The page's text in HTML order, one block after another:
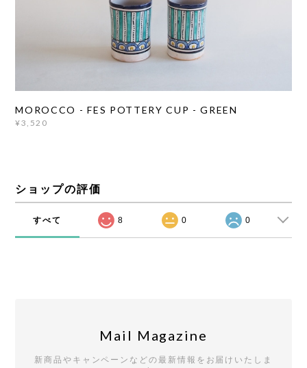
MOROCCO - FES POTTERY CUP - GREEN
¥3,520
ショップの評価
すべて 8 0 0
Mail Magazine
新商品やキャンペーンなどの最新情報をお届けいたしま